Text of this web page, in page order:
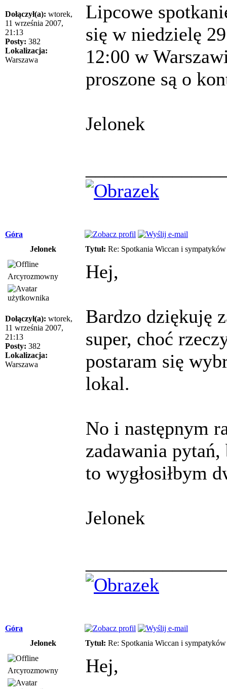
Dołączył(a): wtorek,
11 września 2007,
21:13
Posty: 382
Lokalizacja:
Warszawa
Lipcowe
się w niedzielę
12:00 w
proszone są o
Jelonek
Góra
Jelonek
Tytuł: Re: Spotkania Wiccan i
Arcyrozmowny
Dołączył(a): wtorek,
11 września 2007,
21:13
Posty: 382
Lokalizacja:
Warszawa
Hej,
Bardzo dziękuję
super, choć
postaram się
lokal.
No i następnym
zadawania
to wygłosiłbym
Jelonek
Góra
Jelonek
Tytuł: Re: Spotkania Wiccan i
Arcyrozmowny Hej,